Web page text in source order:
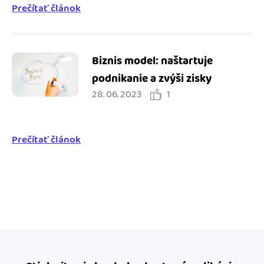
Prečítať článok
Biznis model: naštartuje
podnikanie a zvýši zisky
28. 06. 2023 1
Prečítať článok